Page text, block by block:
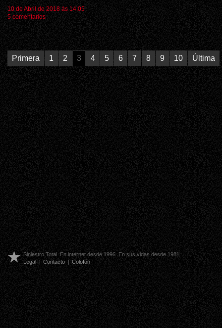
10 de Abril de 2018 ás 14:05
5 comentarios
Primera 1 2 3 4 5 6 7 8 9 10 Última
Siniestro Total. En internet desde 1996. En sus vidas desde 1981.
Legal | Contacto | Colofón